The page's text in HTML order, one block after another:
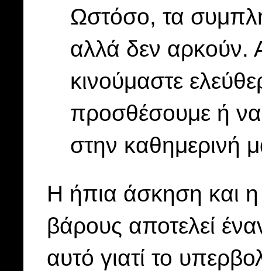
Ωστόσο, τα
αλλά δεν αρκούν.
κινούμαστε
προσθέσουμε ή να
στην καθημερινή
Η ήπια άσκηση και
βάρους αποτελεί
αυτό γιατί το